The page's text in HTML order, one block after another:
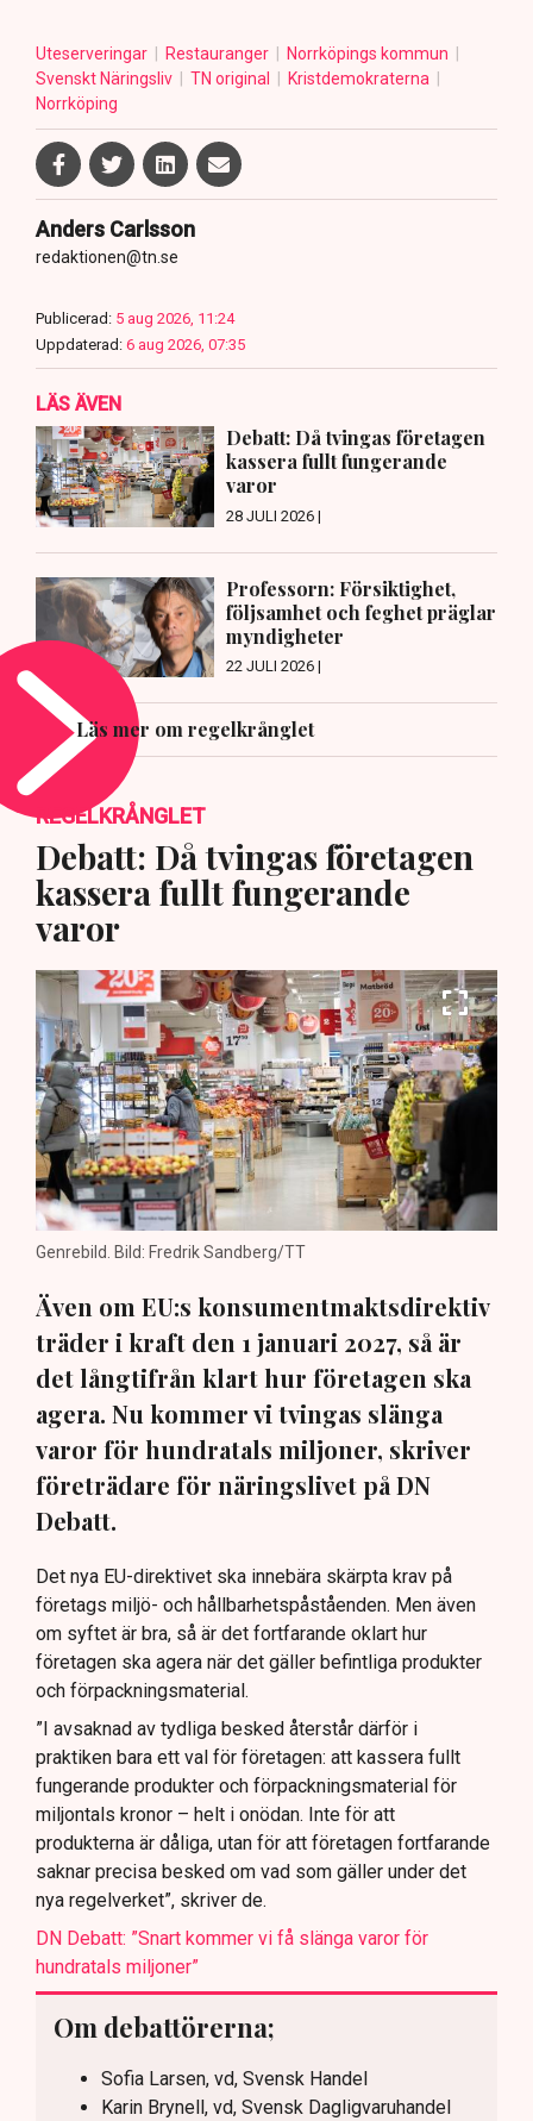
Uteserveringar Restauranger
Norrköpings kommun
Svenskt Näringsliv
TN original
Kristdemokraterna
Norrköping
Anders Carlsson
redaktionen@tn.se
Publicerad: 5 aug 2026, 11:24
Uppdaterad: 6 aug 2026, 07:35
LÄS ÄVEN
Debatt: Då tvingas företagen
kassera fullt fungerande
varor
28 JULI 2026 |
Professorn: Försiktighet,
följsamhet och feghet präglar
myndigheter
22 JULI 2026 |
Läs mer om regelkrånglet
REGELKRÅNGLET
Debatt: Då tvingas företagen
kassera fullt fungerande
varor
Genrebild. Bild: Fredrik Sandberg/TT
Även om EU:s konsumentmaktsdirektiv
träder i kraft den 1 januari 2027, så är
det långtifrån klart hur företagen ska
agera. Nu kommer vi tvingas slänga
varor för hundratals miljoner, skriver
företrädare för näringslivet på DN
Debatt.
Det nya EU-direktivet ska innebära skärpta krav på
företags miljö- och hållbarhetspåståenden. Men även
om syftet är bra, så är det fortfarande oklart hur
företagen ska agera när det gäller befintliga produkter
och förpackningsmaterial.
”I avsaknad av tydliga besked återstår därför i
praktiken bara ett val för företagen: att kassera fullt
fungerande produkter och förpackningsmaterial för
miljontals kronor – helt i onödan. Inte för att
produkterna är dåliga, utan för att företagen fortfarande
saknar precisa besked om vad som gäller under det
nya regelverket”, skriver de.
DN Debatt: ”Snart kommer vi få slänga varor för
hundratals miljoner”
Om debattörerna;
Sofia Larsen, vd, Svensk Handel
Karin Brynell, vd, Svensk Dagligvaruhandel